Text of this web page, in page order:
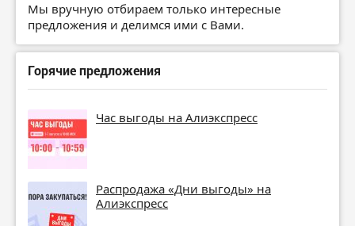
Мы вручную отбираем только интересные
предложения и делимся ими с Вами.
Горячие предложения
Час выгоды на Алиэкспресс
Распродажа «Дни выгоды» на
Алиэкспресс